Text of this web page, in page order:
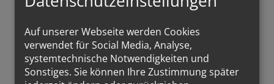
Auf unserer Webseite werden Cookies
verwendet für Social Media, Analyse,
systemtechnische Notwendigkeiten und
Sonstiges. Sie können Ihre Zustimmung später